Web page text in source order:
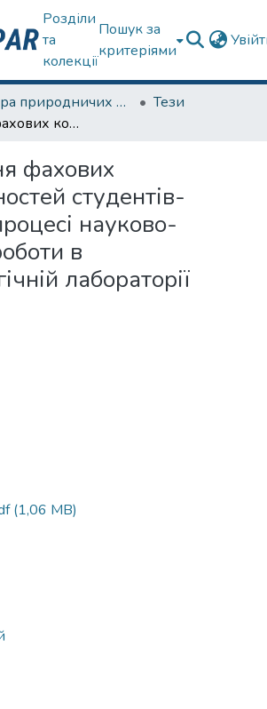
Розділи
та
колекції
Пошук за
критеріями
Кафедра природничих наук та здоров'язбереження
Тези
Формування фахових компетентностей студентів-біологів у процесі науково-дослідної роботи в мікробіологічній лабораторії
фахових
студентів-
науково-
в
лабораторії
(1,06 MB)